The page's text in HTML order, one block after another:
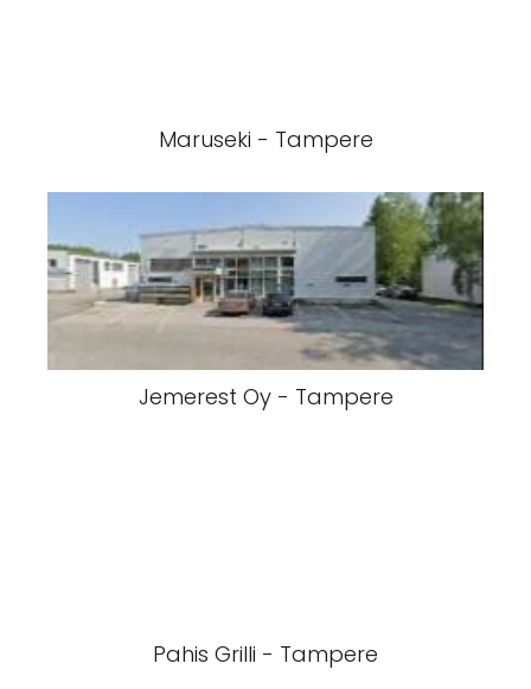
Maruseki - Tampere
Jemerest Oy - Tampere
Pahis Grilli - Tampere